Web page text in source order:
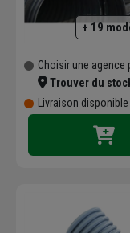
+ 19
Choisir une agence
Trouver du
Livraison